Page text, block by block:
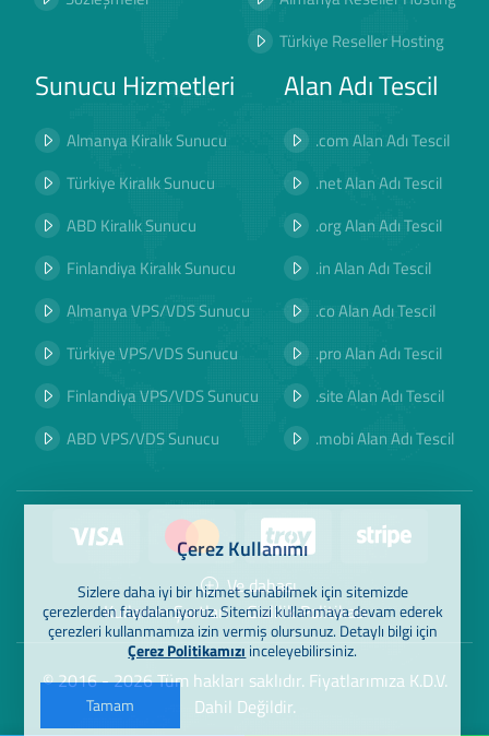
Türkiye Reseller Hosting
Sunucu Hizmetleri
Almanya Kiralık Sunucu
Türkiye Kiralık Sunucu
ABD Kiralık Sunucu
Finlandiya Kiralık Sunucu
Almanya VPS/VDS Sunucu
Türkiye VPS/VDS Sunucu
Finlandiya VPS/VDS Sunucu
ABD VPS/VDS Sunucu
Alan Adı Tescil
.com Alan Adı Tescil
.net Alan Adı Tescil
.org Alan Adı Tescil
.in Alan Adı Tescil
.co Alan Adı Tescil
.pro Alan Adı Tescil
.site Alan Adı Tescil
.mobi Alan Adı Tescil
Ve dahası
Kullanım Şartları
Gizlilik Politikası
© 2016 - 2026 Tüm hakları saklıdır. Fiyatlarımıza K.D.V.
Dahil Değildir.
Çerez Kullanımı
Sizlere daha iyi bir hizmet sunabilmek için sitemizde
çerezlerden faydalanıyoruz. Sitemizi kullanmaya devam ederek
çerezleri kullanmamıza izin vermiş olursunuz. Detaylı bilgi için
Çerez Politikamızı inceleyebilirsiniz.
Tamam